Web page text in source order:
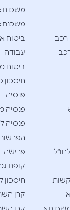
רכב
ביטוח
עבודה
ביטוח
חיסכון
פנסיה
פנסיה
פנסיה
פרישה
קופת
חיסכון
קרן